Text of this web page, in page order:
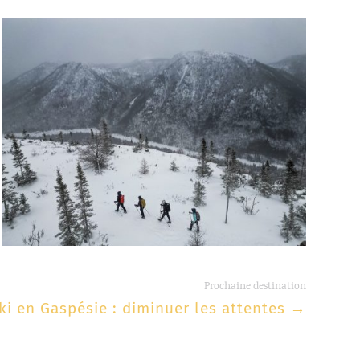
Prochaine destination
en Gaspésie : diminuer les attentes →